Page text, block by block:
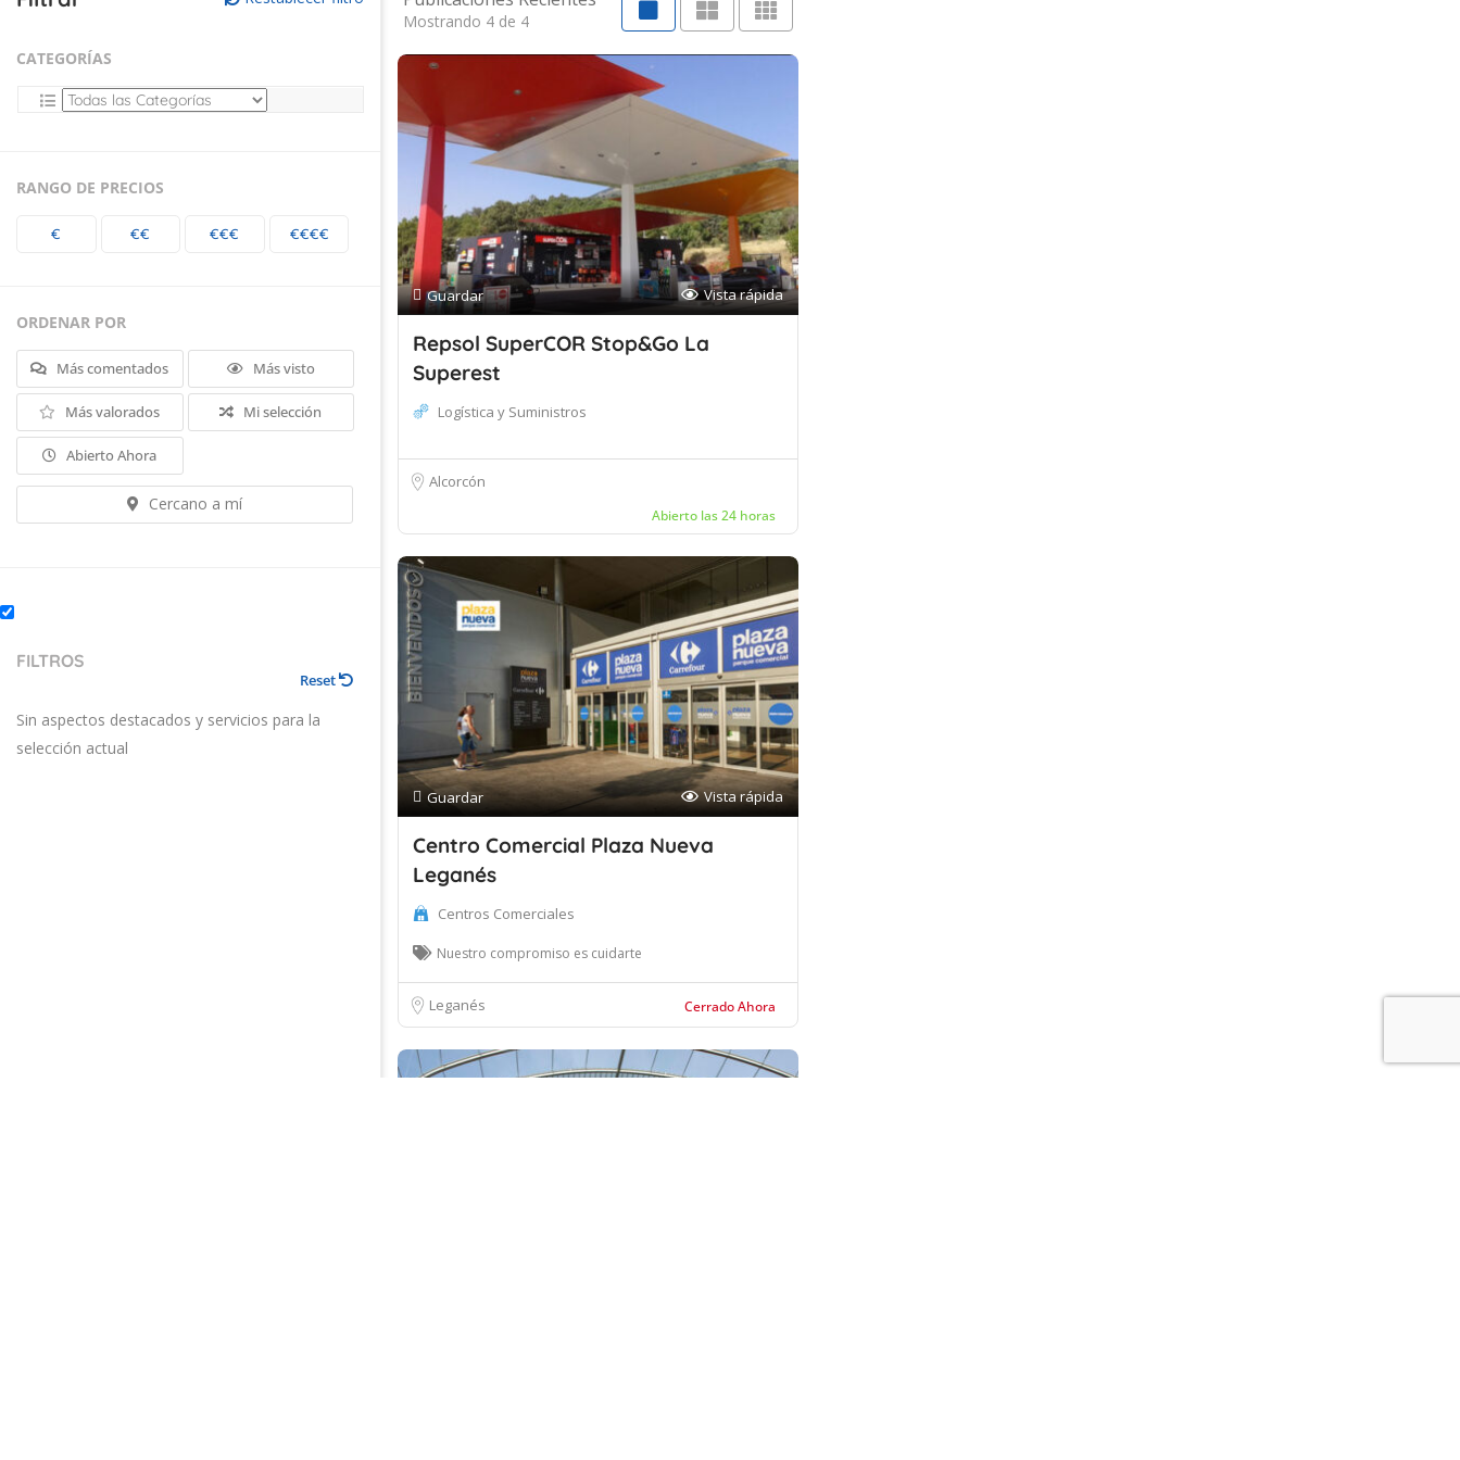
CATEGORÍAS
RANGO DE PRECIOS
€ €€ €€€ €€€€
ORDENAR POR
Más comentados Más visto
Más valorados Mi selección
Abierto Ahora
Cercano a mí
FILTROS
Reset
Sin aspectos destacados y servicios para la
selección actual
Mostrando 4 de 4
Guardar Vista rápida
Repsol SuperCOR Stop&Go La
Superest
Logística y Suministros
Alcorcón
Abierto las 24 horas
Guardar Vista rápida
Centro Comercial Plaza Nueva
Leganés
Centros Comerciales
Nuestro compromiso es cuidarte
Leganés Cerrado Ahora